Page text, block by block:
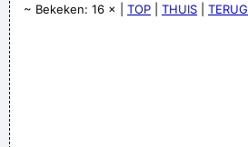
~ Bekeken: 16 × | TOP THUIS TERUG